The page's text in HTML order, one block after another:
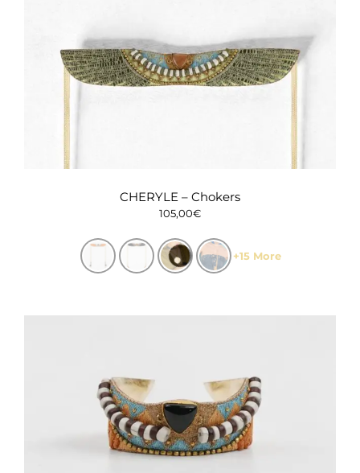
CHERYLE – Chokers
105,00€
+15 More